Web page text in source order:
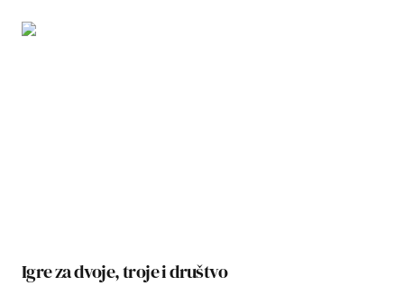
Igre za dvoje, troje i društvo